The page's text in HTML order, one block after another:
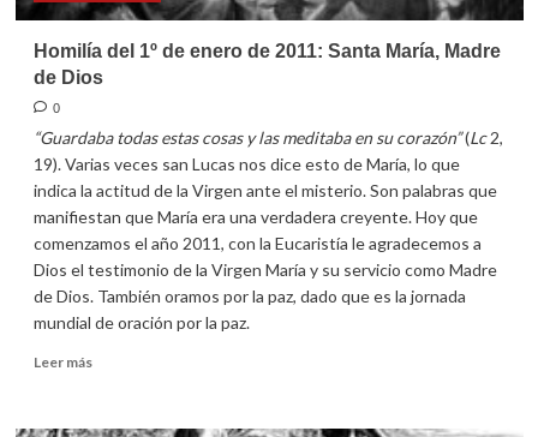
Homilía del 1º de enero de 2011: Santa María, Madre
de Dios
0
“Guardaba todas estas cosas y las meditaba en su corazón”(Lc2,
19). Varias veces san Lucas nos dice esto de María, lo que
indica la actitud de la Virgen ante el misterio. Son palabras que
manifiestan que María era una verdadera creyente. Hoy que
comenzamos el año 2011, con la Eucaristía le agradecemos a
Dios el testimonio de la Virgen María y su servicio como Madre
de Dios. También oramos por la paz, dado que es la jornada
mundial de oración por la paz.
Leer másLeer
Homilía